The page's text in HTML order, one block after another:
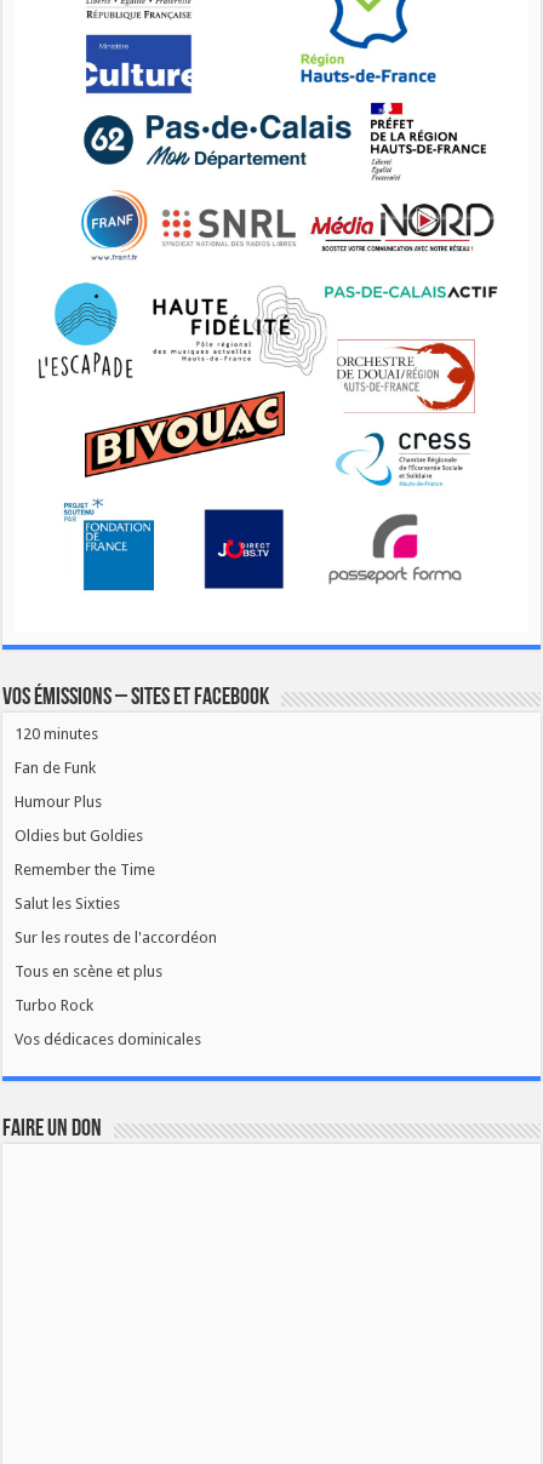
Vos émissions – Sites et Facebook
120 minutes
Fan de Funk
Humour Plus
Oldies but Goldies
Remember the Time
Salut les Sixties
Sur les routes de l'accordéon
Tous en scène et plus
Turbo Rock
Vos dédicaces dominicales
FAIRE UN DON